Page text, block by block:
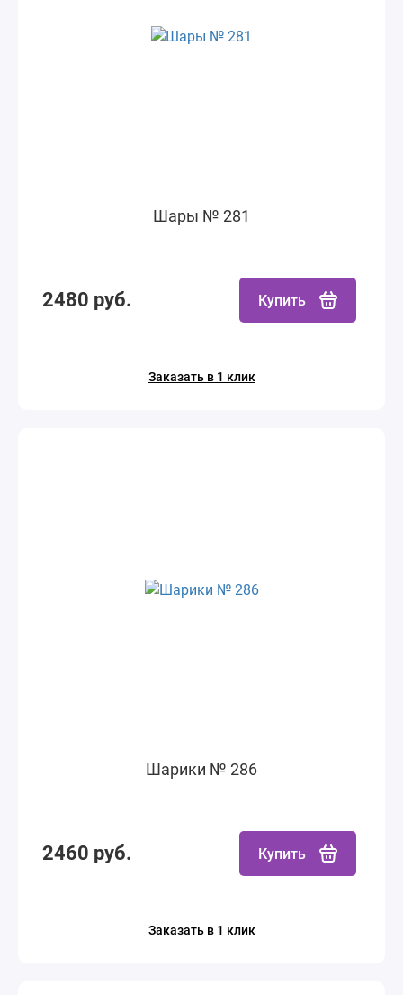
Шары № 281
2480 руб. Купить
Заказать в 1 клик
Шарики № 286
2460 руб. Купить
Заказать в 1 клик